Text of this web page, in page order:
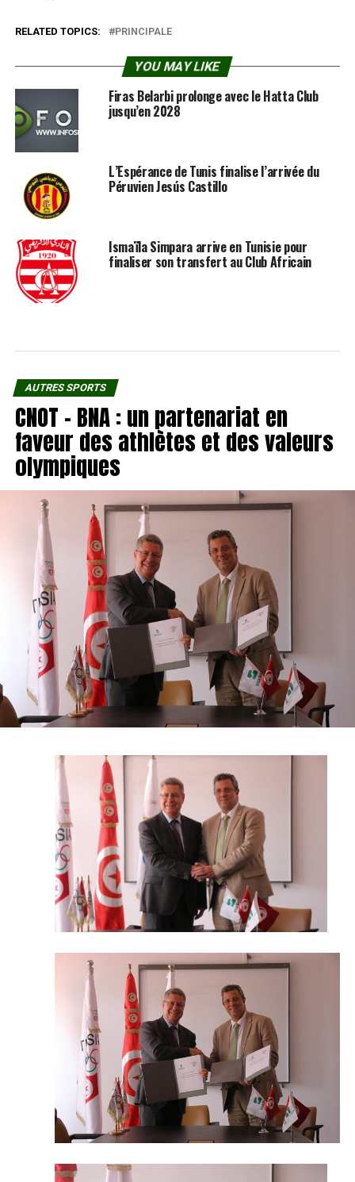
RELATED TOPICS: PRINCIPALE
YOU MAY LIKE
Firas Belarbi prolonge avec le Hatta Club
jusqu’en 2028
L’Espérance de Tunis finalise l’arrivée du
Péruvien Jesús Castillo
Ismaïla Simpara arrive en Tunisie pour
finaliser son transfert au Club Africain
AUTRES SPORTS
CNOT – BNA : un partenariat en
faveur des athlètes et des valeurs
olympiques